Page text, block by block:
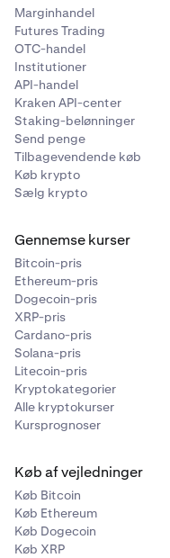
Marginhandel
Futures Trading
OTC-handel
Institutioner
API-handel
Kraken API-center
Staking-belønninger
Send penge
Tilbagevendende køb
Køb krypto
Sælg krypto
Gennemse kurser
Bitcoin-pris
Ethereum-pris
Dogecoin-pris
XRP-pris
Cardano-pris
Solana-pris
Litecoin-pris
Kryptokategorier
Alle kryptokurser
Kursprognoser
Køb af vejledninger
Køb Bitcoin
Køb Ethereum
Køb Dogecoin
Køb XRP